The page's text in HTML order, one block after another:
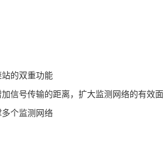
的双重功能
信号传输的距离，扩大监测网络的有效
个监测网络